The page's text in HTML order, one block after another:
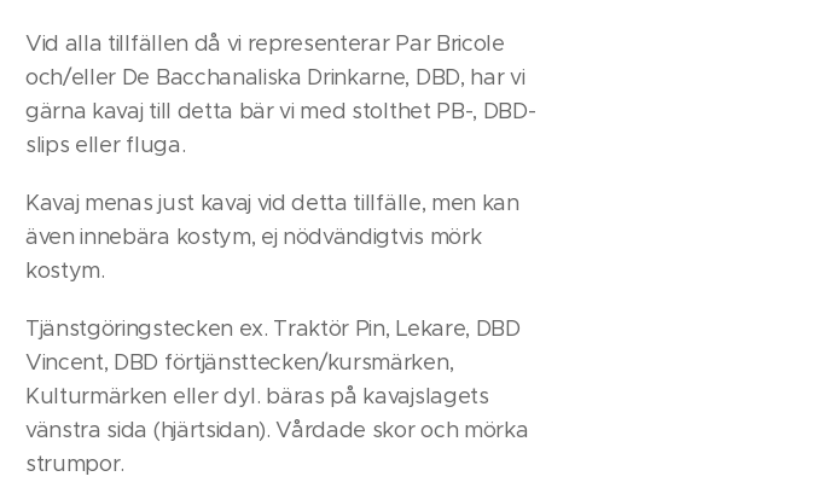
Vid alla tillfällen då vi representerar Par Bricole
och/eller De Bacchanaliska Drinkarne, DBD, har vi
gärna kavaj till detta bär vi med stolthet PB-, DBD-
slips eller fluga.
Kavaj menas just kavaj vid detta tillfälle, men kan
även innebära kostym, ej nödvändigtvis mörk
kostym.
Tjänstgöringstecken ex. Traktör Pin, Lekare, DBD
Vincent, DBD förtjänsttecken/kursmärken,
Kulturmärken eller dyl. bäras på kavajslagets
vänstra sida (hjärtsidan). Vårdade skor och mörka
strumpor.